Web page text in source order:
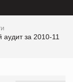
за 2010-11